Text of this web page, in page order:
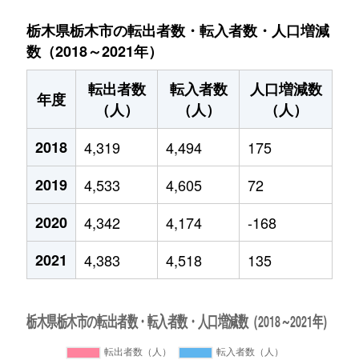
栃木県栃木市の転出者数・転入者数・人口増減
数（2018～2021年）
年度
転出者数
（人）
転入者数
（人）
人口増減数
（人）
2018
4,319 4,494
175
2019
4,533 4,605
72
2020
4,342 4,174
-168
2021
4,383 4,518 135